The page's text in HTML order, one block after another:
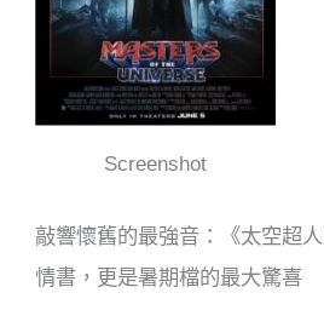
Screenshot
敲響懷舊的最強音：《太空超
情書，更是暑期檔的最大驚喜